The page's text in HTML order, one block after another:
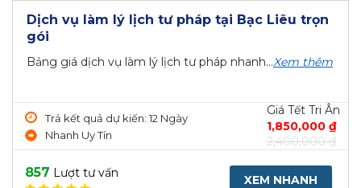
Dịch vụ làm lý lịch tư pháp tại Bạc Liêu trọn
gói
Bảng giá dịch vụ làm lý lịch tư pháp nhanh...Xem thêm
Trả kết quả dự kiến: 12 Ngày
Nhanh Uy Tín
Giá Tết Tri Ân
1,850,000 ₫
2,400,000 ₫
857 Lượt tư vấn XEM NHANH